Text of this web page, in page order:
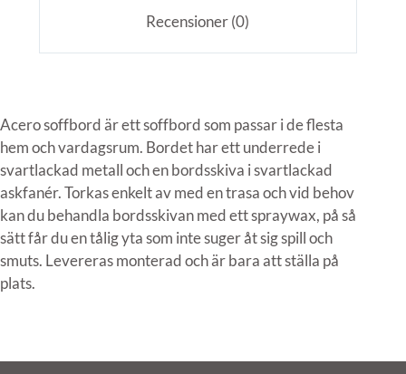
Recensioner (0)
Acero soffbord är ett soffbord som passar i de flesta
hem och vardagsrum. Bordet har ett underrede i
svartlackad metall och en bordsskiva i svartlackad
askfanér. Torkas enkelt av med en trasa och vid behov
kan du behandla bordsskivan med ett spraywax, på så
sätt får du en tålig yta som inte suger åt sig spill och
smuts. Levereras monterad och är bara att ställa på
plats.